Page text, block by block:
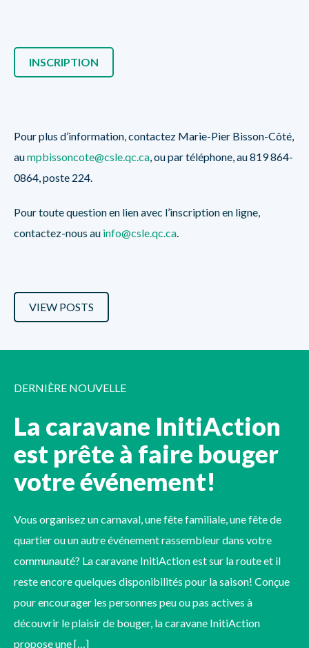
INSCRIPTION
Pour plus d’information, contactez Marie-Pier Bisson-Côté,
aumpbissoncote@csle.qc.ca , ou par téléphone, au 819 864-
0864, poste 224.
Pour toute question en lien avec l’inscription en ligne,
contactez-nous au info@csle.qc.ca
VIEW POSTS
DERNIÈRE NOUVELLE
La caravane InitiAction
est prête à faire bouger
votre événement!
Vous organisez un carnaval, une fête familiale, une fête de
quartier ou un autre événement rassembleur dans votre
communauté? La caravane InitiAction est sur la route et il
reste encore quelques disponibilités pour la saison! Conçue
pour encourager les personnes peu ou pas actives à
découvrir le plaisir de bouger, la caravane InitiAction
propose une […]